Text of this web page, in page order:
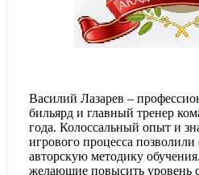
Василий Лазарев –
бильярд и главный тренер
года. Колоссальный опыт и
игрового процесса позволили
авторскую методику
желающие повысить уровень